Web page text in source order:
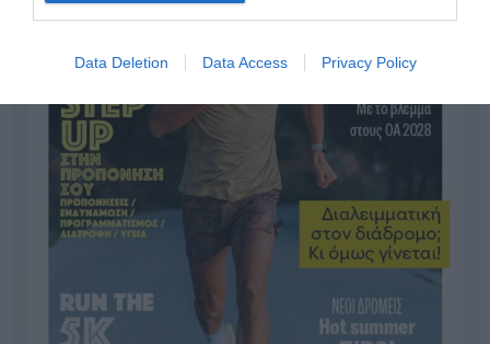
Data Deletion Data Access Privacy Policy